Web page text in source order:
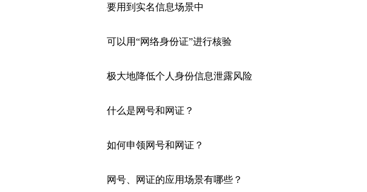
要用到实名信息场景中
可以用“网络身份证”进行核验
极大地降低个人身份信息泄露风险
什么是网号和网证？
如何申领网号和网证？
网号、网证的应用场景有哪些？